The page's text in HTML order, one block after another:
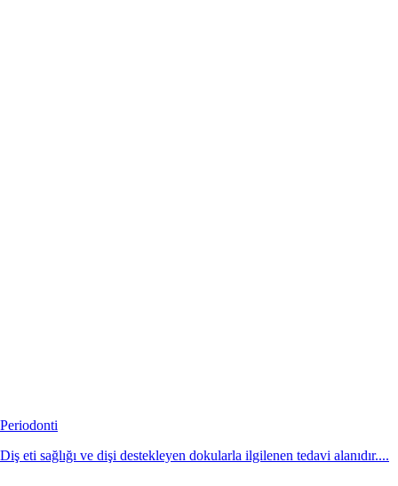
Periodonti
Diş eti sağlığı ve dişi destekleyen dokularla ilgilenen tedavi alanıdır....